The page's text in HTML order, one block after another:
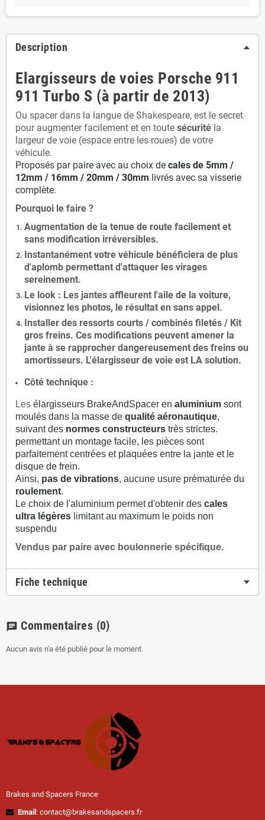
Description
Elargisseurs de voies Porsche 911
911 Turbo S (à partir de 2013)
Ou spacer dans la langue de Shakespeare, est le secret
pour augmenter facilement et en toute sécurité la
largeur de voie (espace entre les roues) de votre
véhicule.
Proposés par paire avec au choix de cales de 5mm /
12mm / 16mm / 20mm / 30mm livrés avec sa visserie
complète.
Pourquoi le faire ?
Augmentation de la tenue de route facilement et
sans modification irréversibles.
Instantanément votre véhicule bénéficiera de plus
d'aplomb permettant d'attaquer les virages
sereinement.
Le look : Les jantes affleurent l'aile de la voiture,
visionnez les photos, le résultat en sans appel.
Installer des ressorts courts / combinés filetés / Kit
gros freins. Ces modifications peuvent amener la
jante à se rapprocher dangereusement des freins ou
amortisseurs. L'élargisseur de voie est LA solution.
Côté technique :
Les élargisseurs BrakeAndSpacer en aluminium sont
moulés dans la masse de qualité aéronautique,
suivant des normes constructeurs très strictes.
permettant un montage facile, les pièces sont
parfaitement centrées et plaquées entre la jante et le
disque de frein.
Ainsi, pas de vibrations, aucune usure prématurée du
roulement.
Le choix de l'aluminium permet d'obtenir des cales
ultra légères limitant au maximum le poids non
suspendu
Vendus par paire avec boulonnerie spécifique.
Fiche technique
chat Commentaires (0)
Aucun avis n'a été publié pour le moment.
Brakes and Spacers France
Email : contact@brakesandspacers.fr